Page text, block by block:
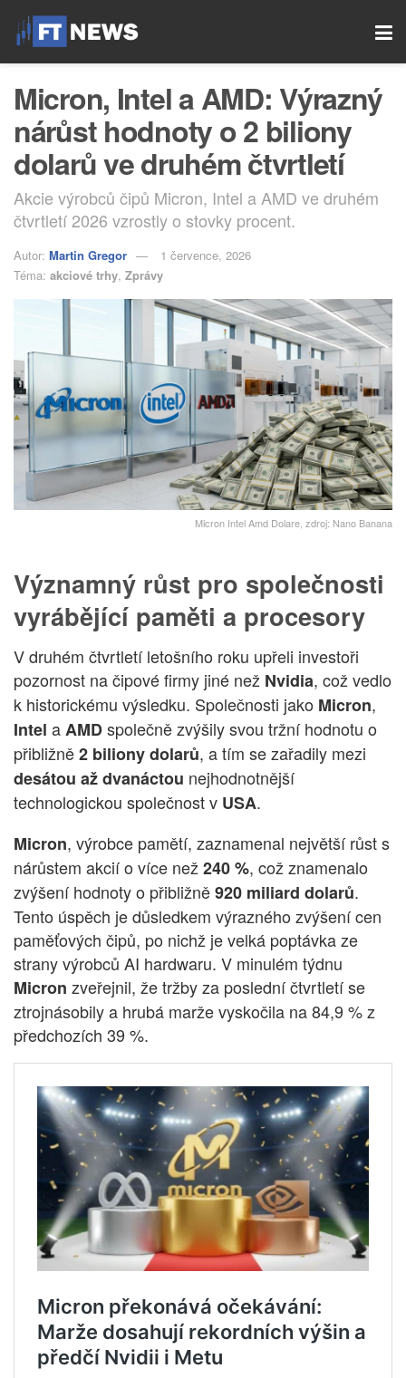
Micron, Intel a AMD: Výrazný
nárůst hodnoty o 2 biliony
dolarů ve druhém čtvrtletí
Akcie výrobců čipů Micron, Intel a AMD ve druhém
čtvrtletí 2026 vzrostly o stovky procent.
Autor: Martin Gregor
1 července, 2026
Téma: akciové trhy, Zprávy
Micron Intel Amd Dolare, zdroj: Nano Banana
Významný růst pro společnosti
vyrábějící paměti a procesory
V druhém čtvrtletí letošního roku upřeli investoři
pozornost na čipové firmy jiné než Nvidia, což vedlo
k historickému výsledku. Společnosti jako Micron,
Intel aAMDspolečně zvýšily svou tržní hodnotu o
přibližně2 biliony dolarů, a tím se zařadily mezi
desátou až dvanáctou nejhodnotnější
technologickou společnost v USA.
Micron, výrobce pamětí, zaznamenal největší růst s
nárůstem akcií o více než240 %, což znamenalo
zvýšení hodnoty o přibližně920 miliard dolarů.
Tento úspěch je důsledkem výrazného zvýšení cen
paměťových čipů, po nichž je velká poptávka ze
strany výrobců AI hardwaru. V minulém týdnu
Micron zveřejnil, že tržby za poslední čtvrtletí se
ztrojnásobily a hrubá marže vyskočila na 84,9 % z
předchozích 39 %.